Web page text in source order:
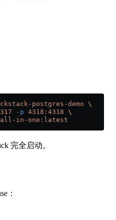
postgres-demo \
-p 4318:4318 \
in-one:latest
完全启动。
：